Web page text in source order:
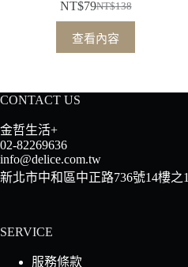
NT$138
始
價
NT$138。
NT$79
前
價
NT$79。
查看內容
CONTACT US
金哲生活+
02-82269636
info@delice.com.tw
新北市中和區中正路736號14樓之1
SERVICE
服務條款